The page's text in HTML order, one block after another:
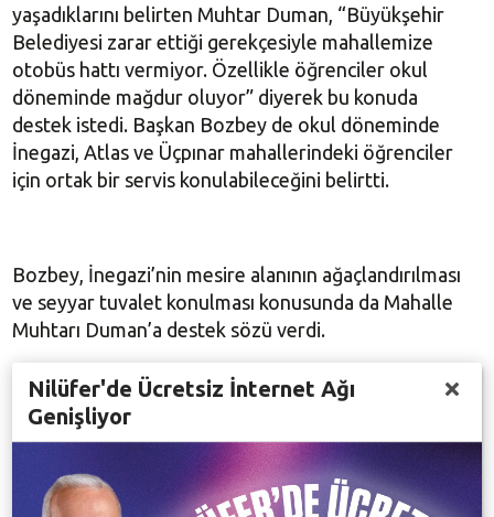
yaşadıklarını belirten Muhtar Duman, “Büyükşehir
Belediyesi zarar ettiği gerekçesiyle mahallemize
otobüs hattı vermiyor. Özellikle öğrenciler okul
döneminde mağdur oluyor” diyerek bu konuda
destek istedi. Başkan Bozbey de okul döneminde
İnegazi, Atlas ve Üçpınar mahallerindeki öğrenciler
için ortak bir servis konulabileceğini belirtti.
Bozbey, İnegazi’nin mesire alanının ağaçlandırılması
ve seyyar tuvalet konulması konusunda da Mahalle
Muhtarı Duman’a destek sözü verdi.
Başkan Bozbey, yapımı devam eden ve Nilüfer
Belediyesi’nin eksikler konusunda destek verdiği
İnegazi Camii’ni de gezerek incelemelerde bulundu.
Nilüfer'de Ücretsiz İnternet Ağı
Genişliyor